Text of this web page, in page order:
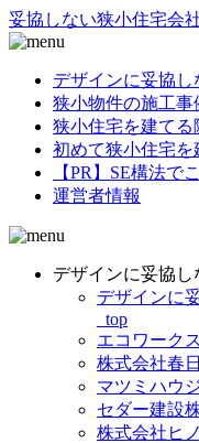
妥協 しない狭小住宅会
デザインに妥協し
狭小物件の施工事
狭小住宅を建てる
初めて狭小住宅を
【PR】SE構法で
運営者情報
デザインに妥協し
デザインに
_top
エコワーク
株式会社春
マツミハウ
セダー建設
株式会社ヒ